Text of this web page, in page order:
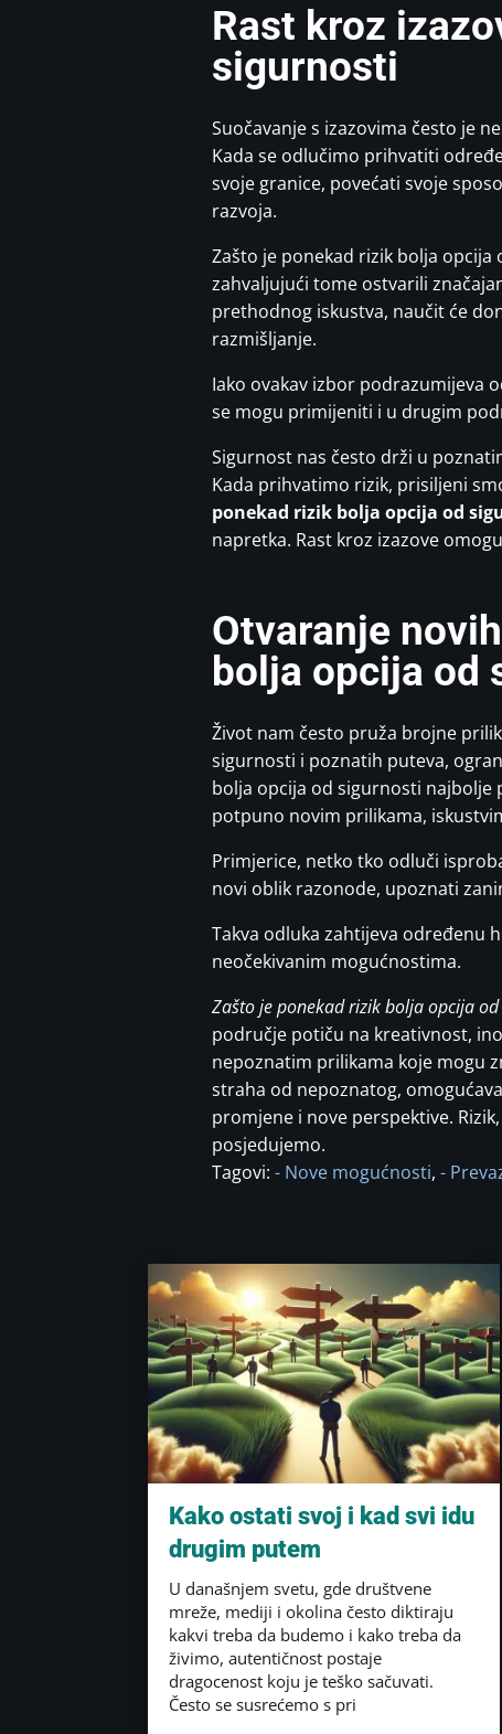
Rast kroz
sigurnosti
Suočavanje s izazovima često je
Kada se odlučimo prihvatiti
svoje granice, povećati svoje
razvoja.
Zašto je ponekad rizik bolja
zahvaljujući tome ostvarili
prethodnog iskustva, naučit će
razmišljanje.
Iako ovakav izbor podrazumijeva
se mogu primijeniti i u drugim
Sigurnost nas često drži u
Kada prihvatimo rizik, prisiljeni
ponekad rizik bolja opcija od
napretka. Rast kroz izazove
Otvaranje
bolja opcija od
Život nam često pruža brojne
sigurnosti i poznatih puteva,
bolja opcija od sigurnosti najbolje
potpuno novim prilikama,
Primjerice, netko tko odluči
novi oblik razonode, upoznati
Takva odluka zahtijeva određenu
neočekivanim mogućnostima.
Zašto je ponekad rizik bolja opcija
područje potiču na kreativnost,
nepoznatim prilikama koje mogu
straha od nepoznatog,
promjene i nove perspektive.
posjedujemo.
Tagovi: - Nove mogućnosti, -
Kako ostati svoj i kad svi idu
drugim putem
U današnjem svetu, gde društvene
mreže, mediji i okolina često diktiraju
kakvi treba da budemo i kako treba da
živimo, autentičnost postaje
dragocenost koju je teško sačuvati.
Često se susrećemo s pri